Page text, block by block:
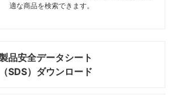
適な商品を検索できます。
品安全データシート
（SDS）ダウンロード